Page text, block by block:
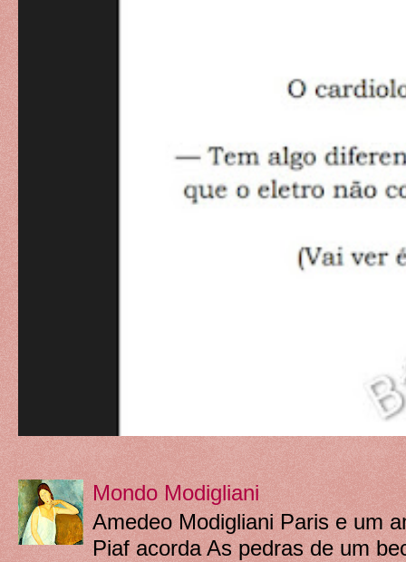
Mondo Modigliani
Amedeo Modigliani Paris e um
Piaf acorda As pedras de um